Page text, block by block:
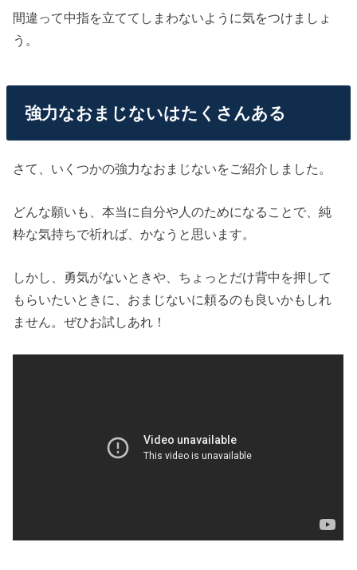
間違って中指を立ててしまわないように気をつけましょ
う。
強力なおまじないはたくさんある
さて、いくつかの強力なおまじないをご紹介しました。
どんな願いも、本当に自分や人のためになることで、純
粋な気持ちで祈れば、かなうと思います。
しかし、勇気がないときや、ちょっとだけ背中を押して
もらいたいときに、おまじないに頼るのも良いかもしれ
ません。ぜひお試しあれ！